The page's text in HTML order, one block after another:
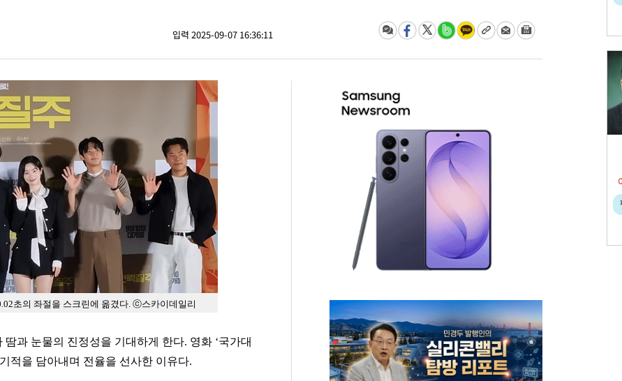
입력 2025-09-07 16:36:11
초의 좌절을 스크린에 옮겼다. ⓒ스카이데일리
과 눈물의 진정성을 기대하게 한다. 영화 ‘국가대
적을 담아내며 전율을 선사한 이유다.